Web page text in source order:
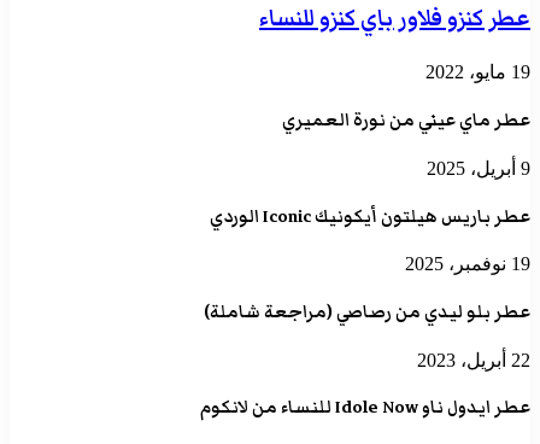
عطر كنزو فلاور باي كنزو للنساء
19 مايو، 2022
عطر ماي عيني من نورة العميري
9 أبريل، 2025
عطر باريس هيلتون أيكونيك Iconic الوردي
19 نوفمبر، 2025
عطر بلو ليدي من رصاصي (مراجعة شاملة)
22 أبريل، 2023
عطر ايدول ناو Idole Now للنساء من لانكوم